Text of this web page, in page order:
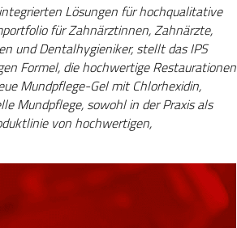
Lösungen für hochqualitative
für Zahnärztinnen, Zahnärzte,
und Dentalhygieniker, stellt das IPS
Formel, die hochwertige Restaurationen
Mundpflege-Gel mit Chlorhexidin,
Mundpflege, sowohl in der Praxis als
von hochwertigen,